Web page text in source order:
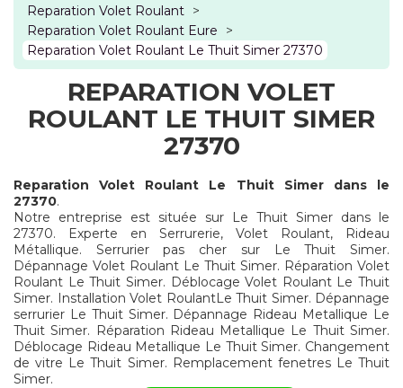
Reparation Volet Roulant >
Reparation Volet Roulant Eure
>
Reparation Volet Roulant Le Thuit Simer 27370
REPARATION VOLET
ROULANT LE THUIT SIMER
27370
Reparation Volet Roulant Le Thuit Simer dans le
27370.
Notre entreprise est située sur Le Thuit Simer dans le
27370. Experte en Serrurerie, Volet Roulant, Rideau
Métallique. Serrurier pas cher sur Le Thuit Simer.
Dépannage Volet Roulant Le Thuit Simer. Réparation Volet
Roulant Le Thuit Simer. Déblocage Volet Roulant Le Thuit
Simer. Installation Volet RoulantLe Thuit Simer. Dépannage
serrurier Le Thuit Simer. Dépannage Rideau Metallique Le
Thuit Simer. Réparation Rideau Metallique Le Thuit Simer.
Déblocage Rideau Metallique Le Thuit Simer. Changement
de vitre Le Thuit Simer. Remplacement fenetres Le Thuit
Simer.